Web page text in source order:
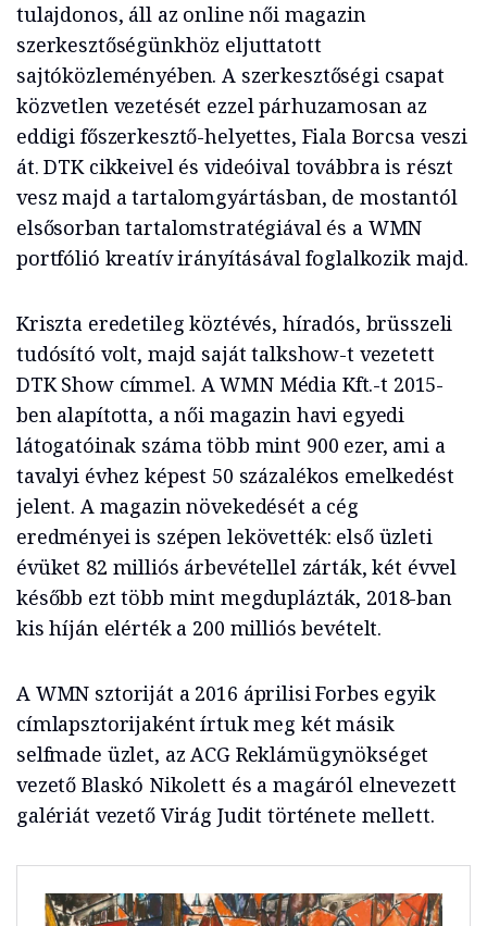
tulajdonos, áll az online női magazin
szerkesztőségünkhöz eljuttatott
sajtóközleményében. A szerkesztőségi csapat
közvetlen vezetését ezzel párhuzamosan az
eddigi főszerkesztő-helyettes, Fiala Borcsa veszi
át. DTK cikkeivel és videóival továbbra is részt
vesz majd a tartalomgyártásban, de mostantól
elsősorban tartalomstratégiával és a WMN
portfólió kreatív irányításával foglalkozik majd.
Kriszta eredetileg köztévés, híradós, brüsszeli
tudósító volt, majd saját talkshow-t vezetett
DTK Show címmel. A WMN Média Kft.-t 2015-
ben alapította, a női magazin havi egyedi
látogatóinak száma több mint 900 ezer, ami a
tavalyi évhez képest 50 százalékos emelkedést
jelent. A magazin növekedését a cég
eredményei is szépen lekövették: első üzleti
évüket 82 milliós árbevétellel zárták, két évvel
később ezt több mint megduplázták, 2018-ban
kis híján elérték a 200 milliós bevételt.
A WMN sztoriját a 2016 áprilisi Forbes egyik
címlapsztorijaként írtuk meg két másik
selfmade üzlet, az ACG Reklámügynökséget
vezető Blaskó Nikolett és a magáról elnevezett
galériát vezető Virág Judit története mellett.